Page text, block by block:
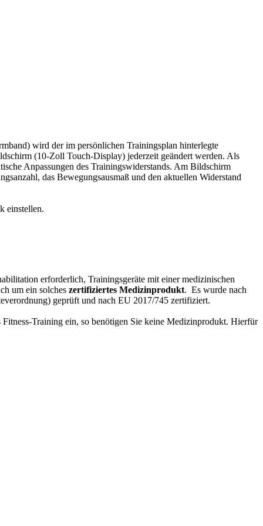
wird der im persönlichen Trainingsplan hinterlegte
(10-Zoll Touch-Display) jederzeit geändert werden. Als
Anpassungen des Trainingswiderstands. Am Bildschirm
das Bewegungsausmaß und den aktuellen Widerstand
einstellen.
erforderlich, Trainingsgeräte mit einer medizinischen
um ein solches zertifiziertes Medizinprodukt. Es wurde nach
geprüft und nach EU 2017/745 zertifiziert.
Training ein, so benötigen Sie keine Medizinprodukt. Hierfür